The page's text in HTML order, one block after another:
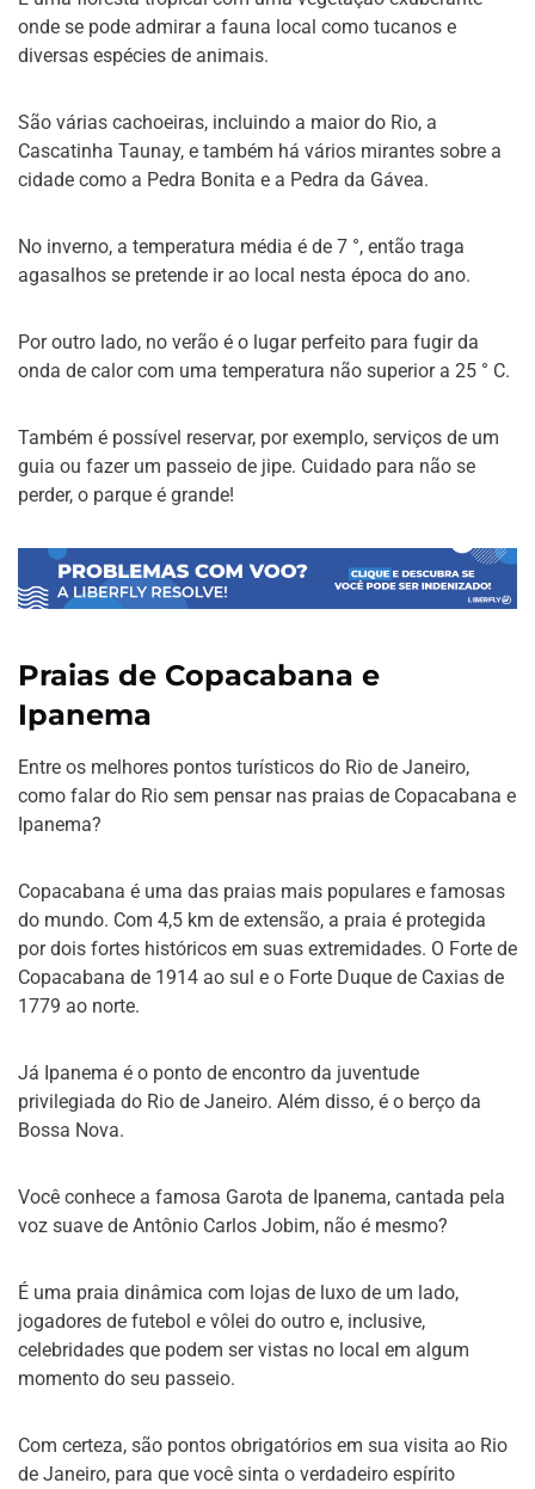
onde se pode admirar a fauna local como tucanos e
diversas espécies de animais.
São várias cachoeiras, incluindo a maior do Rio, a
Cascatinha Taunay, e também há vários mirantes sobre a
cidade como a Pedra Bonita e a Pedra da Gávea.
No inverno, a temperatura média é de 7 °, então traga
agasalhos se pretende ir ao local nesta época do ano.
Por outro lado, no verão é o lugar perfeito para fugir da
onda de calor com uma temperatura não superior a 25 ° C.
Também é possível reservar, por exemplo, serviços de um
guia ou fazer um passeio de jipe. Cuidado para não se
perder, o parque é grande!
Praias de Copacabana e
Ipanema
Entre os melhores pontos turísticos do Rio de Janeiro,
como falar do Rio sem pensar nas praias de Copacabana e
Ipanema?
Copacabana é uma das praias mais populares e famosas
do mundo. Com 4,5 km de extensão, a praia é protegida
por dois fortes históricos em suas extremidades. O Forte de
Copacabana de 1914 ao sul e o Forte Duque de Caxias de
1779 ao norte.
Já Ipanema é o ponto de encontro da juventude
privilegiada do Rio de Janeiro. Além disso, é o berço da
Bossa Nova.
Você conhece a famosa Garota de Ipanema, cantada pela
voz suave de Antônio Carlos Jobim, não é mesmo?
É uma praia dinâmica com lojas de luxo de um lado,
jogadores de futebol e vôlei do outro e, inclusive,
celebridades que podem ser vistas no local em algum
momento do seu passeio.
Com certeza, são pontos obrigatórios em sua visita ao Rio
de Janeiro, para que você sinta o verdadeiro espírito